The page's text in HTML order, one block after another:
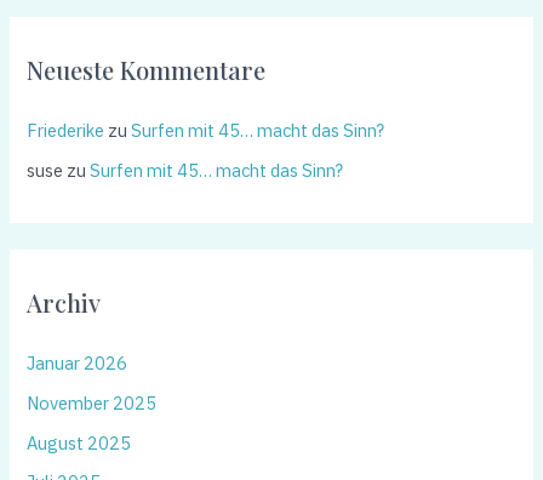
Neueste Kommentare
Friederike zuSurfen mit 45… macht das Sinn?
suse zuSurfen mit 45… macht das Sinn?
Archiv
Januar 2026
November 2025
August 2025